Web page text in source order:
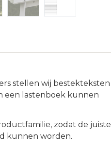
stellen wij bestekteksten
een lastenboek kunnen
zodat de juiste
kunnen worden.